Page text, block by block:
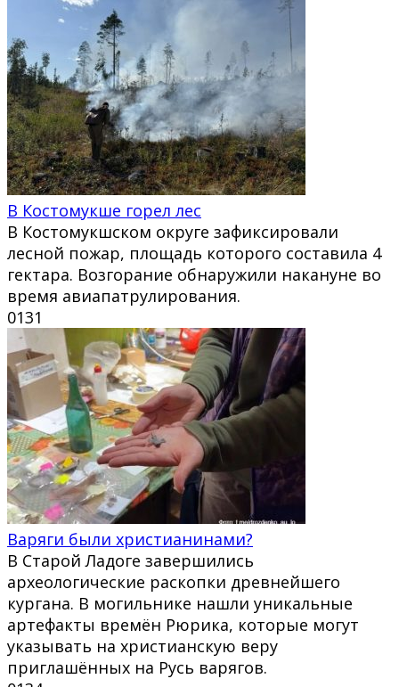
В Костомукше горел лес
В Костомукшском округе зафиксировали
лесной пожар, площадь которого составила 4
гектара. Возгорание обнаружили накануне во
время авиапатрулирования.
0131
Варяги были христианинами?
В Старой Ладоге завершились
археологические раскопки древнейшего
кургана. В могильнике нашли уникальные
артефакты времён Рюрика, которые могут
указывать на христианскую веру
приглашённых на Русь варягов.